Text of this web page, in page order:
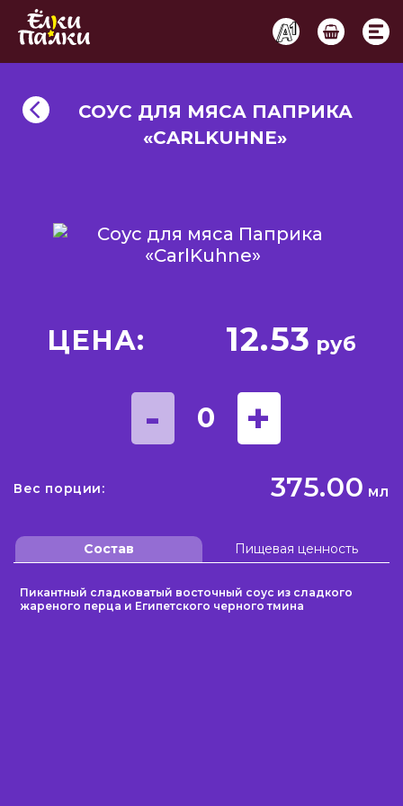
СОУС ДЛЯ МЯСА ПАПРИКА
«CARLKUHNE»
ЦЕНА: 12.53 руб
- 0 +
Вес порции: 375.00 мл
Состав Пищевая ценность
Пикантный сладковатый восточный соус из сладкого
жареного перца и Египетского черного тмина